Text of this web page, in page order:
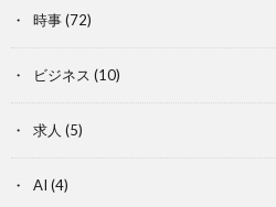
時事(72)
ビジネス (10)
求人 (5)
AI (4)